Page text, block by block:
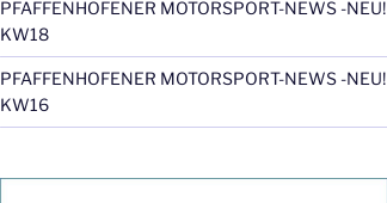
PFAFFENHOFENER MOTORSPORT-NEWS -NEU!
KW18
PFAFFENHOFENER MOTORSPORT-NEWS -NEU!
KW16